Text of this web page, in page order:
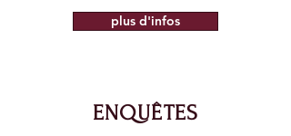
plus d'infos
ENQUÊTES